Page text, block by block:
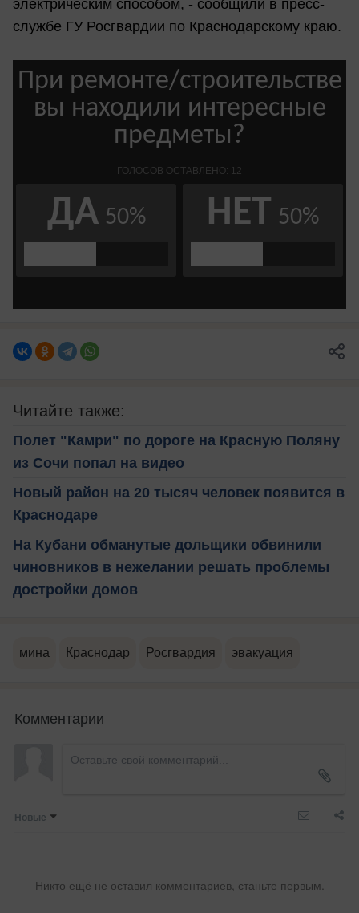
электрическим способом, - сообщили в пресс-
службе ГУ Росгвардии по Краснодарскому краю.
Читайте также:
Полет "Камри" по дороге на Красную Поляну
из Сочи попал на видео
Новый район на 20 тысяч человек появится в
Краснодаре
На Кубани обманутые дольщики обвинили
чиновников в нежелании решать проблемы
достройки домов
мина Краснодар Росгвардия эвакуация
Комментарии
Новые
Никто ещё не оставил комментариев, станьте первым.